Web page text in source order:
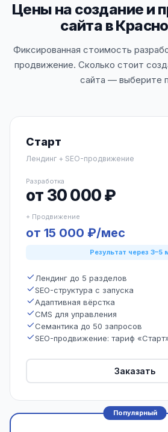
Цены на создание и
сайта в
Фиксированная стоимость
продвижение. Сколько стоит
сайта — выберите
Старт
Лендинг + SEO-продвижение
Разработка
от 30 000 ₽
+ Продвижение
от 15 000 ₽/мес
Результат через 3–5
Лендинг до 5 разделов
SEO-структура с запуска
Адаптивная вёрстка
CMS для управления
Семантика до 50 запросов
SEO-продвижение: тариф
Заказать
Популярный